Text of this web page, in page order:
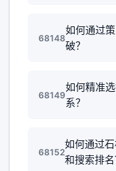
68148
如何通过
破？
68149
如何精准
系？
68152
如何通过
和搜索排名